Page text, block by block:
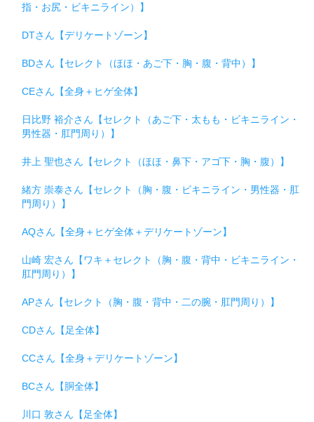
指・お尻・ビキニライン）】
DTさん【デリケートゾーン】
BDさん【セレクト（ほほ・あご下・胸・腹・背中）】
CEさん【全身＋ヒゲ全体】
日比野 裕介さん【セレクト（あご下・太もも・ビキニライン・
男性器・肛門周り）】
井上 聖也さん【セレクト（ほほ・鼻下・アゴ下・胸・腹）】
緒方 崇泰さん【セレクト（胸・腹・ビキニライン・男性器・肛
門周り）】
AQさん【全身＋ヒゲ全体＋デリケートゾーン】
山崎 宏さん【ワキ＋セレクト（胸・腹・背中・ビキニライン・
肛門周り）】
APさん【セレクト（胸・腹・背中・二の腕・肛門周り）】
CDさん【足全体】
CCさん【全身＋デリケートゾーン】
BCさん【胴全体】
川口 敦さん【足全体】